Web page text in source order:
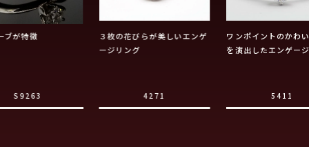
ブが特徴
S9263
３枚の花びらが美しいエンゲ
ージリング
4271
ワンポイントのかわ
を演出したエンゲー
5411